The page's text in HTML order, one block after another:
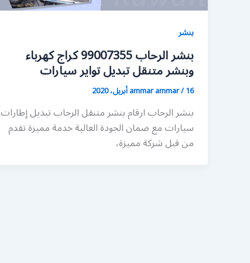
بنشر
بنشر الرحاب 99007355 كراج كهرباء
وبنشر متنقل تبديل تواير سيارات
ammar ammar/16 أبريل، 2020
بنشر الرحاب ارقام بنشر متنقل الرحاب تبديل إطارات
سيارات مع ضمان الجودة العالية خدمة مميزة تقدم
من قبل شركة مميزة،